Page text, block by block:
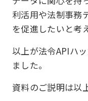
利活用や法制事務
を促進したいと考
以上が法令APIハ
ました。
資料のご説明は以